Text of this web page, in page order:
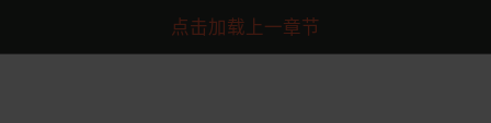
点击加载上一章节